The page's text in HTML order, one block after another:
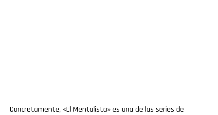
Concretamente, «El Mentalista» es una de las series de